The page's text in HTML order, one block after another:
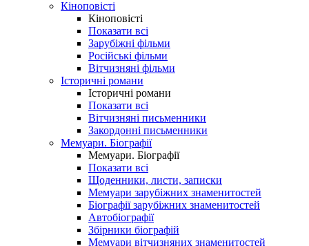
Кіноповісті
Кіноповісті
Показати всі
Зарубіжні фільми
Російські фільми
Вітчизняні фільми
Історичні романи
Історичні романи
Показати всі
Вітчизняні письменники
Закордонні письменники
Мемуари. Біографії
Мемуари. Біографії
Показати всі
Щоденники, листи, записки
Мемуари зарубіжних знаменитостей
Біографії зарубіжних знаменитостей
Автобіографії
Збірники біографій
Мемуари вітчизняних знаменитостей